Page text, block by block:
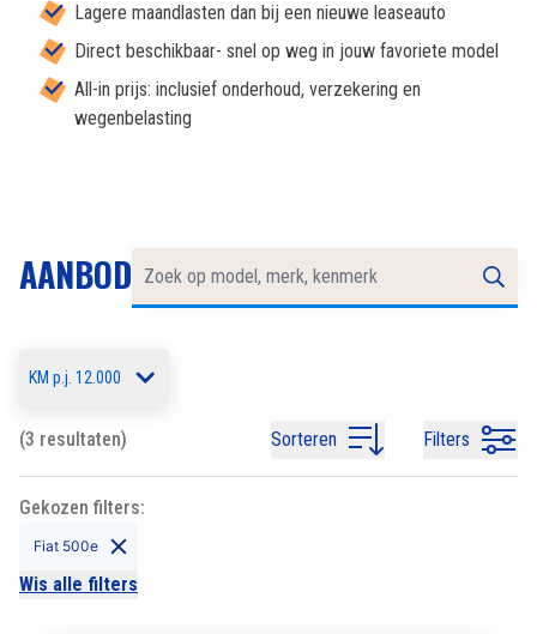
Lagere maandlasten dan bij een nieuwe leaseauto
Direct beschikbaar- snel op weg in jouw favoriete model
All-in prijs: inclusief onderhoud, verzekering en
wegenbelasting
AANBOD
KM p.j. 12.000
(3 resultaten) Sorteren Filters
Gekozen filters:
Fiat 500e
Wis alle filters